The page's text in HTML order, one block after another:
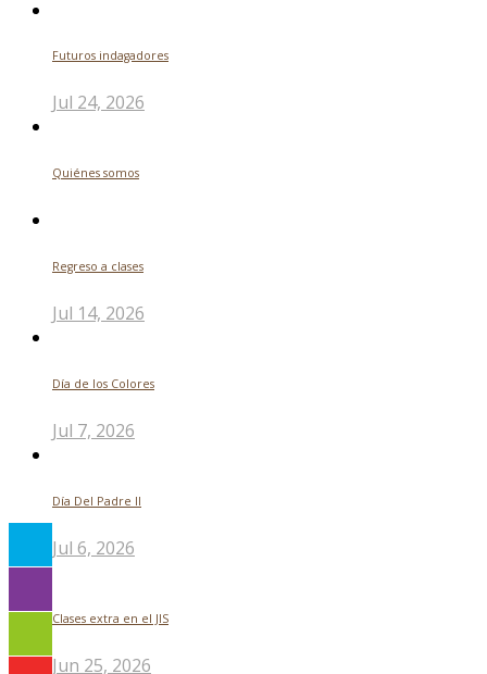
Futuros indagadores
Jul 24, 2026
Quiénes somos
Regreso a clases
Jul 14, 2026
Día de los Colores
Jul 7, 2026
Día Del Padre ll
Jul 6, 2026
Clases extra en el JIS
Jun 25, 2026